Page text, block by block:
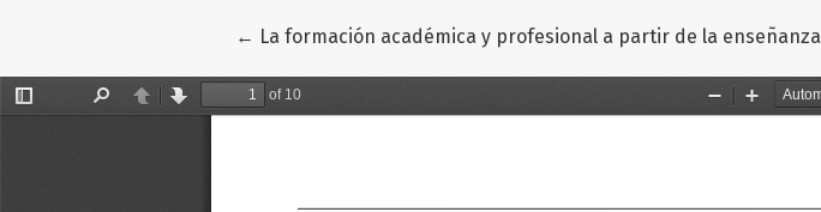
← Volver a los detalles del artículo
La formación académica y profesional a partir de la enseñanza